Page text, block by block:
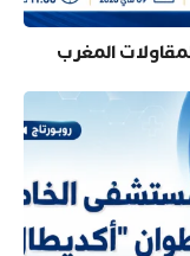
المغرب